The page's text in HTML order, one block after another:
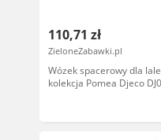
110,71 zł
ZieloneZabawki.pl
Wózek spacerowy dla
kolekcja Pomea Djeco